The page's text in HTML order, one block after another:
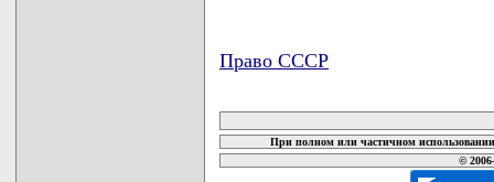
Право СССР
При полном или частичном
©